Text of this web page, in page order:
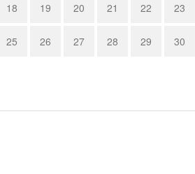
18 19 20 21 22 23
25 26 27 28 29 30